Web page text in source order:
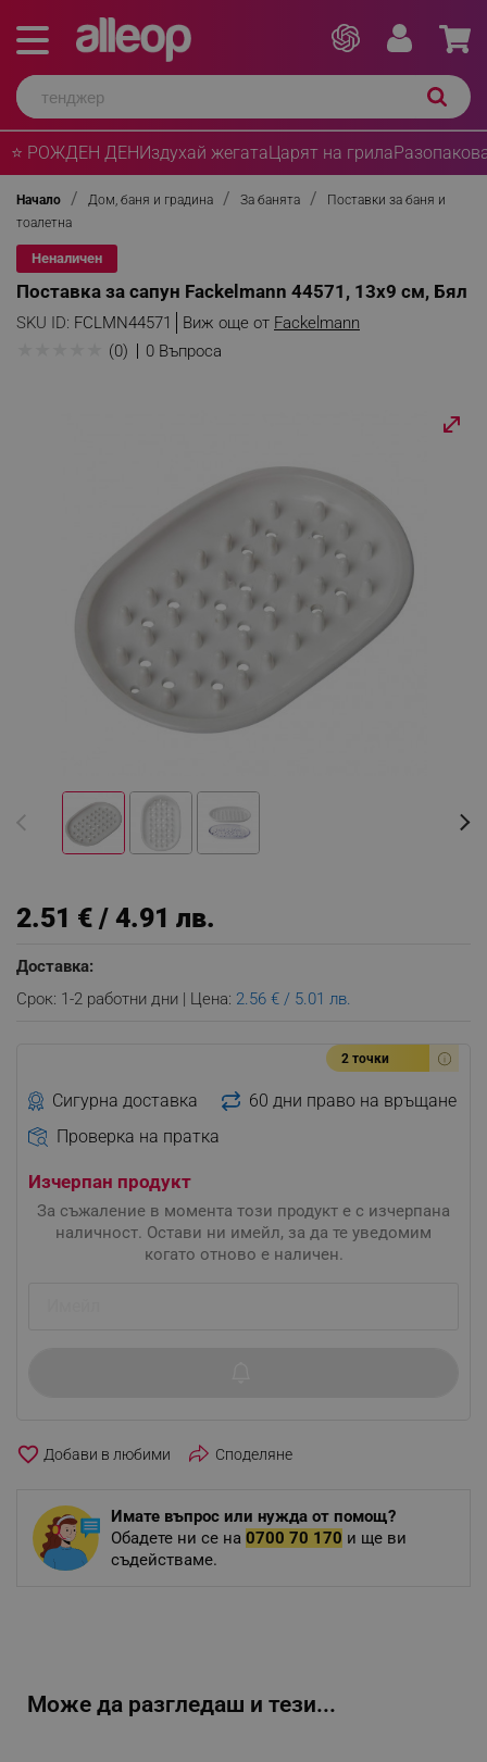
⭐ РОЖДЕН ДЕНИздухай жегатаЦарят на грила
Начало Дом, баня и градина За банята
Поставки за баня и
тоалетна
Неналичен
Поставка за сапун Fackelmann 44571, 13x9 см, Бял
SKU ID: FCLMN44571 Виж още от Fackelmann
(0) 0 Въпроса
2.51 € / 4.91 лв.
Доставка:
Срок: 1-2 работни дни | Цена: 2.56 € / 5.01 лв.
2 точки
Сигурна доставка
60 дни право на връщане
Проверка на пратка
Изчерпан продукт
За съжаление в момента този продукт е с изчерпана
наличност. Остави ни имейл, за да те уведомим
когато отново е наличен.
favorite_border Споделяне
Имате въпрос или нужда от помощ?
Обадете ни се на 0700 70 170 и ще ви
съдействаме.
Може да разгледаш и тези...